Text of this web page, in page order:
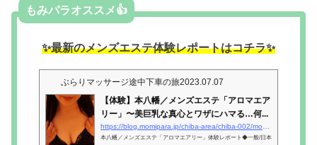
もみパラオススメ👍
✨最新のメンズエステ体験レポートはコチラ✨
ぶらりマッサージ途中下車の旅2023.07.07
【体験】本八幡／メンズエステ「アロマエア
リー」〜美巨乳な真心とワザにハマる…何...
本八幡／メンズエステ「アロマエアリー」体験レポート◆一般/日本